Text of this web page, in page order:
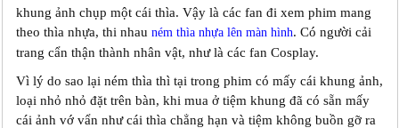
khung ảnh chụp một cái thìa. Vậy là các fan đi xem phim mang
theo thìa nhựa, thi nhau ném thìa nhựa lên màn hình. Có người cải
trang cẩn thận thành nhân vật, như là các fan Cosplay.
Vì lý do sao lại ném thìa thì tại trong phim có mấy cái khung ảnh,
loại nhỏ nhỏ đặt trên bàn, khi mua ở tiệm khung đã có sẵn mấy
cái ảnh vớ vẩn như cái thìa chẳng hạn và tiệm không buồn gỡ ra